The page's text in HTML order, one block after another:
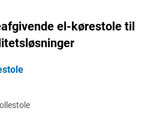
el-kørestole til